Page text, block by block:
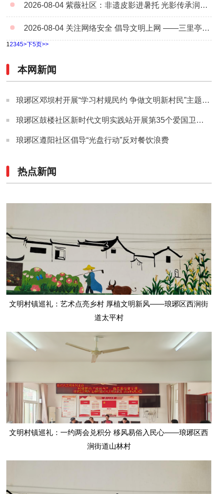
2026-08-04 紫薇社区：非遗皮影进暑托 光影传承润童心
2026-08-04 关注网络安全 倡导文明上网 ——三里亭社区开展未成年人网络文明主题宣讲活动
12345>下5页>>
本网新闻
琅琊区邓坝村开展“学习村规民约 争做文明新村民”主题宣传活动
琅琊区鼓楼社区新时代文明实践站开展第35个爱国卫生月主题系列活动
琅琊区遵阳社区倡导“光盘行动”反对餐饮浪费
热点新闻
文明村镇巡礼：艺术点亮乡村 厚植文明新风——琅琊区西涧街
道太平村
文明村镇巡礼：一约两会兑积分 移风易俗入民心——琅琊区西
涧街道山林村